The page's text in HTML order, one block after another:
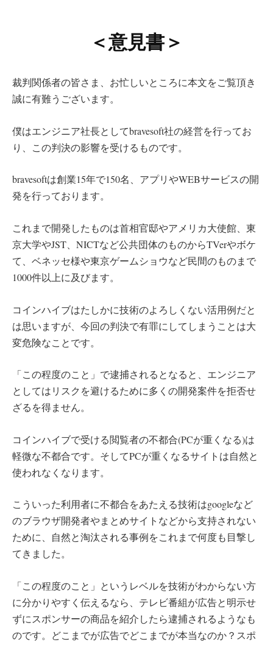
＜意見書＞
裁判関係者の皆さま、お忙しいところに本文をご覧頂き
誠に有難うございます。
僕はエンジニア社長としてbravesoft社の経営を行ってお
り、この判決の影響を受けるものです。
bravesoftは創業15年で150名、アプリやWEBサービスの開
発を行っております。
これまで開発したものは首相官邸やアメリカ大使館、東
京大学やJST、NICTなど公共団体のものからTVerやボケ
て、ベネッセ様や東京ゲームショウなど民間のものまで
1000件以上に及びます。
コインハイブはたしかに技術のよろしくない活用例だと
は思いますが、今回の判決で有罪にしてしまうことは大
変危険なことです。
「この程度のこと」で逮捕されるとなると、エンジニア
としてはリスクを避けるために多くの開発案件を拒否せ
ざるを得ません。
コインハイブで受ける閲覧者の不都合(PCが重くなる)は
軽微な不都合です。そしてPCが重くなるサイトは自然と
使われなくなります。
こういった利用者に不都合をあたえる技術はgoogleなど
のブラウザ開発者やまとめサイトなどから支持されない
ために、自然と淘汰される事例をこれまで何度も目撃し
てきました。
「この程度のこと」というレベルを技術がわからない方
に分かりやすく伝えるなら、テレビ番組が広告と明示せ
ずにスポンサーの商品を紹介したら逮捕されるようなも
のです。どこまでが広告でどこまでが本当なのか？スポ